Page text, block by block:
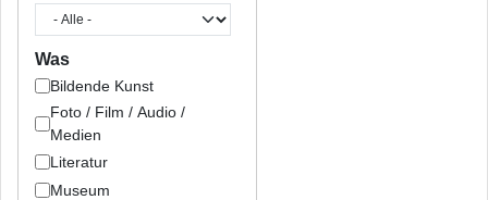
Was
Bildende Kunst
Foto / Film / Audio /
Medien
Literatur
Museum